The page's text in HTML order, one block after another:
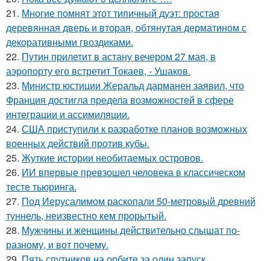
21. Многие помнят этот типичный дуэт: простая
деревянная дверь и вторая, обтянутая дерматином с
декоративными гвоздиками.
22. Путин прилетит в астану вечером 27 мая, в
аэропорту его встретит Токаев, - Ушаков.
23. Министр юстиции Жеральд дарманен заявил, что
Франция достигла предела возможностей в сфере
интеграции и ассимиляции.
24. США приступили к разработке планов возможных
военных действий против кубы.
25. Жуткие истории необитаемых островов.
26. ИИ впервые превзошел человека в классическом
тесте тьюринга.
27. Под Иерусалимом раскопали 50-метровый древний
туннель, неизвестно кем прорытый.
28. Мужчины и женщины действительно слышат по-
разному, и вот почему.